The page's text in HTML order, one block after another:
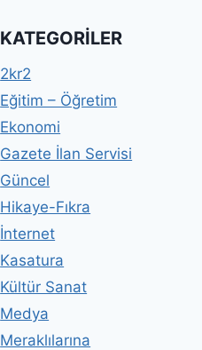
KATEGORILER
2kr2
Eğitim – Öğretim
Ekonomi
Gazete İlan Servisi
Güncel
Hikaye-Fıkra
İnternet
Kasatura
Kültür Sanat
Medya
Meraklılarına